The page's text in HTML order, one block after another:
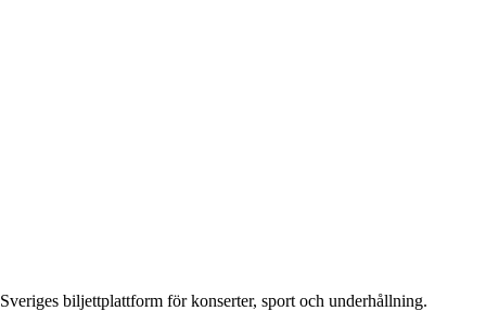
Sveriges biljettplattform för konserter, sport och underhållning.